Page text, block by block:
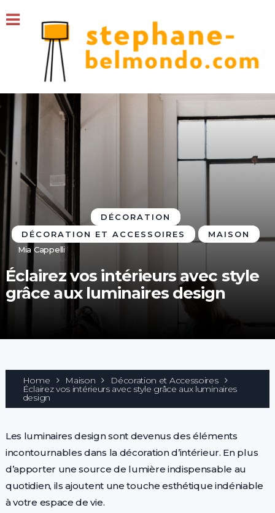
DÉCORATION
DÉCORATION ET ACCESSOIRES
MAISON
Mia Cappelli
Éclairez vos intérieurs avec style
grâce aux luminaires design
Home Maison Décoration et Accessoires
Éclairez vos intérieurs avec style grâce aux luminaires
design
Les luminaires design sont devenus des éléments
incontournables dans la décoration d’intérieur. En plus
d’apporter une source de lumière indispensable au
quotidien, ils ajoutent une touche esthétique indéniable
à votre espace de vie.